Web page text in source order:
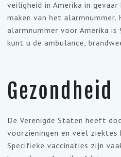
veiligheid in Amerika in
maken van het alarmnummer.
alarmnummer voor Amerika
kunt u de ambulance,
Gezondheid
De Verenigde Staten heeft
voorzieningen en veel ziektes
Specifieke vaccinaties zijn